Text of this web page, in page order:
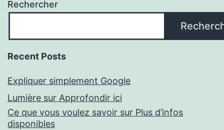
Rechercher
Recent Posts
Expliquer simplement Google
Lumière sur Approfondir ici
Ce que vous voulez savoir sur Plus d’infos
disponibles